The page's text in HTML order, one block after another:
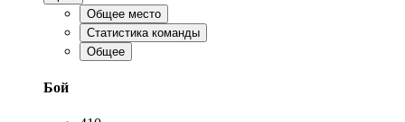
Общее место
Статистика команды
Общее
Бой